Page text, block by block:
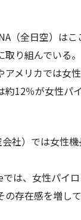
（全日空）は
り組んでいる。
アメリカでは女
約12％が女性パ
社）では女性
は、女性パイ
存在感を増して